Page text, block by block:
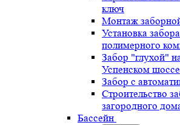
ключ
Монтаж
Установка
полимерного
Забор "глухой"
Успенском шоссе
Забор с
Строительство
загородного
Бассейн